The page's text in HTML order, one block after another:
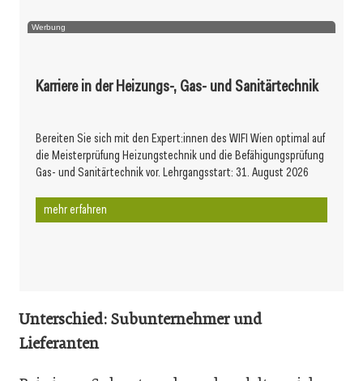
Werbung
Karriere in der Heizungs-, Gas- und Sanitärtechnik
Bereiten Sie sich mit den Expert:innen des WIFI Wien optimal auf
die Meisterprüfung Heizungstechnik und die Befähigungsprüfung
Gas- und Sanitärtechnik vor. Lehrgangsstart: 31. August 2026
mehr erfahren
Unterschied: Subunternehmer und
Lieferanten